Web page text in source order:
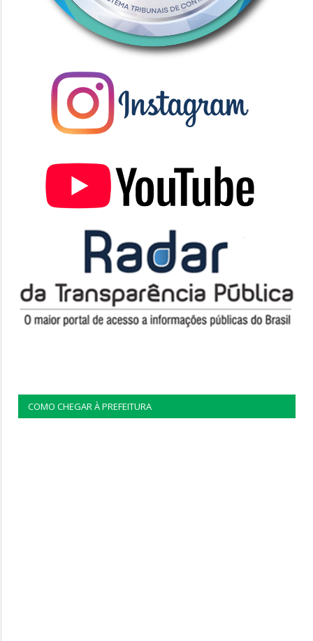
COMO CHEGAR À PREFEITURA